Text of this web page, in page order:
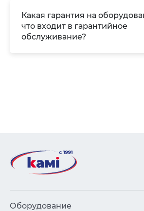
Какая гарантия на
что входит в гарантийное
обслуживание?
Оборудование